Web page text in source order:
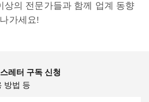
상의 전문가들과 함께 업계 동향
가세요!
레터 구독 신청
방법 등